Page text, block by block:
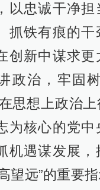
以忠诚干净担
抓铁有痕的干
创新中谋求更
政治，牢固
思想上政治
为核心的党中
机遇谋发展，
望远”的重要